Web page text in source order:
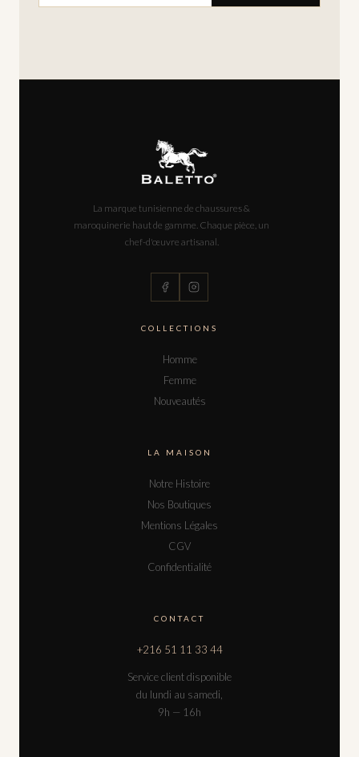
La marque tunisienne de chaussures &
maroquinerie haut de gamme. Chaque pièce, un
chef-d'œuvre artisanal.
COLLECTIONS
Homme
Femme
Nouveautés
LA MAISON
Notre Histoire
Nos Boutiques
Mentions Légales
CGV
Confidentialité
CONTACT
+216 51 11 33 44
Service client disponible
du lundi au samedi,
9h — 16h